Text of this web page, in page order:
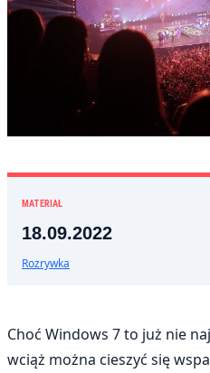
MATERIAŁ
18.09.2022
Rozrywka
Choć Windows 7 to już nie
wciąż można cieszyć się